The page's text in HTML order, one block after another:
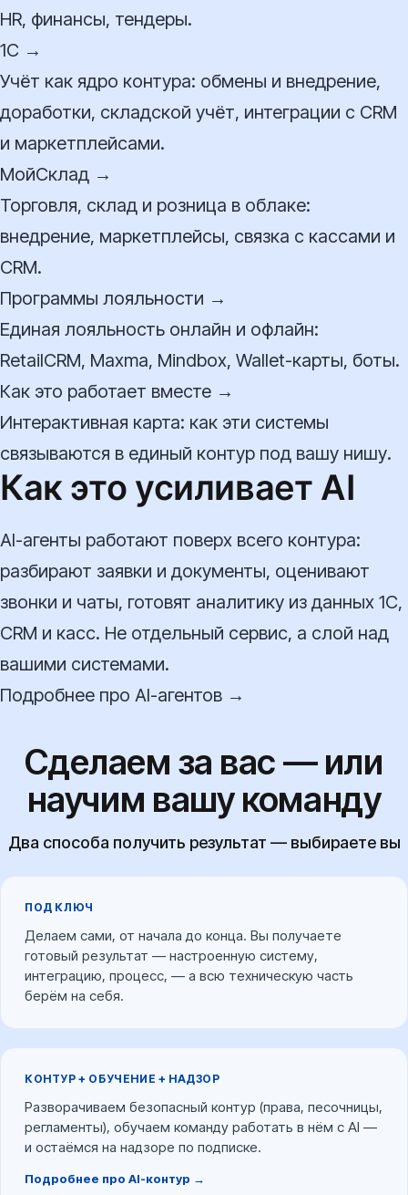
HR, финансы, тендеры.
1С →
Учёт как ядро контура: обмены и внедрение,
доработки, складской учёт, интеграции с CRM
и маркетплейсами.
МойСклад →
Торговля, склад и розница в облаке:
внедрение, маркетплейсы, связка с кассами и
CRM.
Программы лояльности →
Единая лояльность онлайн и офлайн:
RetailCRM, Maxma, Mindbox, Wallet-карты, боты.
Как это работает вместе →
Интерактивная карта: как эти системы
связываются в единый контур под вашу нишу.
Как это усиливает AI
AI-агенты работают поверх всего контура:
разбирают заявки и документы, оценивают
звонки и чаты, готовят аналитику из данных 1С,
CRM и касс. Не отдельный сервис, а слой над
вашими системами.
Подробнее про AI-агентов →
Сделаем за вас — или
научим вашу команду
Два способа получить результат — выбираете вы
ПОД КЛЮЧ
Делаем сами, от начала до конца. Вы получаете
готовый результат — настроенную систему,
интеграцию, процесс, — а всю техническую часть
берём на себя.
КОНТУР + ОБУЧЕНИЕ + НАДЗОР
Разворачиваем безопасный контур (права, песочницы,
регламенты), обучаем команду работать в нём с AI —
и остаёмся на надзоре по подписке.
Подробнее про AI-контур →